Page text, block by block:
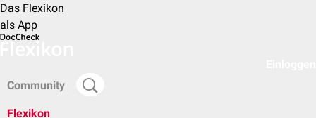
Das Flexikon
als App
Community
Flexikon